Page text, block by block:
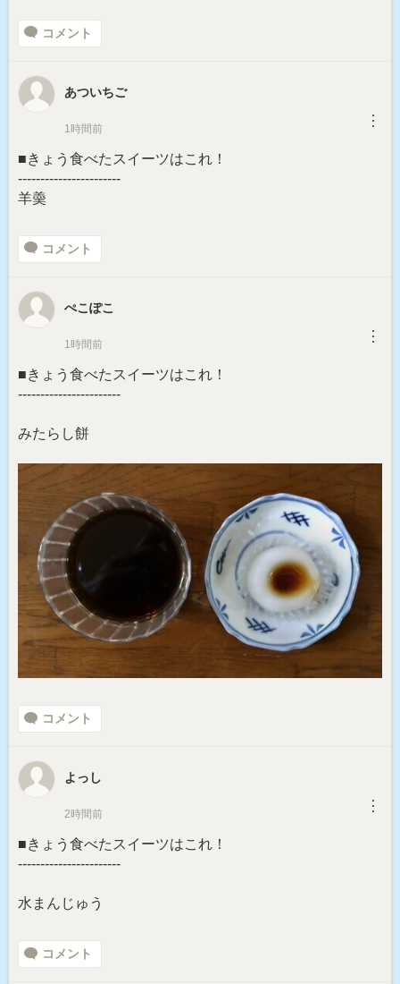
コメント
あついちご
1時間前 ︙
■きょう食べたスイーツはこれ！
-----------------------
羊羮
コメント
ぺこぽこ
1時間前 ︙
■きょう食べたスイーツはこれ！
-----------------------
みたらし餅
コメント
よっし
2時間前 ︙
■きょう食べたスイーツはこれ！
-----------------------
水まんじゅう
コメント